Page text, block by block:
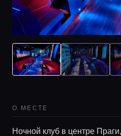
О МЕСТЕ
Ночной клуб в центре